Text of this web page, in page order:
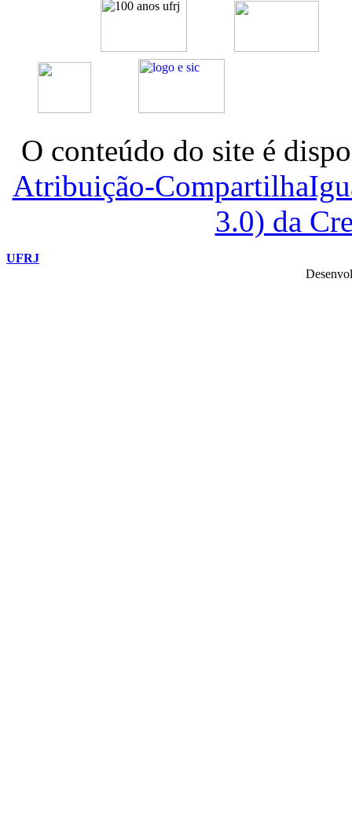
O conteúdo do site é
Atribuição-
3.0) da
UFRJ